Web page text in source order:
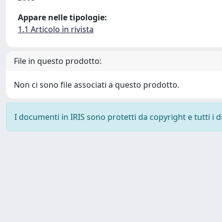
Appare nelle tipologie:
1.1 Articolo in rivista
File in questo prodotto:
Non ci sono file associati a questo prodotto.
I documenti in IRIS sono protetti da copyright e tutti i